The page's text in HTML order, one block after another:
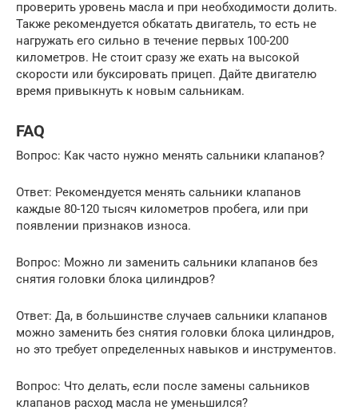
проверить уровень масла и при необходимости долить.
Также рекомендуется обкатать двигатель, то есть не
нагружать его сильно в течение первых 100-200
километров. Не стоит сразу же ехать на высокой
скорости или буксировать прицеп. Дайте двигателю
время привыкнуть к новым сальникам.
FAQ
Вопрос: Как часто нужно менять сальники клапанов?
Ответ: Рекомендуется менять сальники клапанов
каждые 80-120 тысяч километров пробега, или при
появлении признаков износа.
Вопрос: Можно ли заменить сальники клапанов без
снятия головки блока цилиндров?
Ответ: Да, в большинстве случаев сальники клапанов
можно заменить без снятия головки блока цилиндров,
но это требует определенных навыков и инструментов.
Вопрос: Что делать, если после замены сальников
клапанов расход масла не уменьшился?